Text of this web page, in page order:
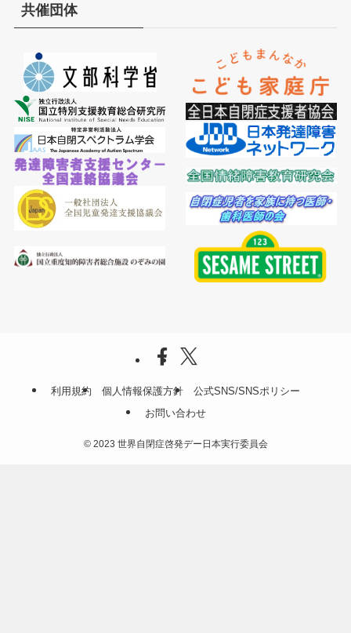
共催団体
利用規約 個人情報保護方針
公式SNS/SNSポリシー
お問い合わせ
©2023 世界自閉症啓発デー日本実行委員会